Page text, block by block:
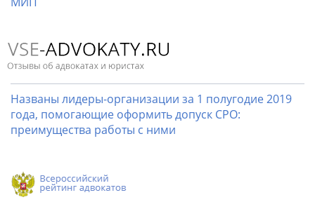
Названы лидеры-организации за 1 полугодие 2019
года, помогающие оформить допуск СРО:
преимущества работы с ними